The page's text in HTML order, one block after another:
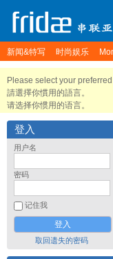
新闻&特写 时尚娱乐
Please select your
請選擇你慣用的語言。
请选择你惯用的语言。
登入
用户名
密码
记住我
取回遗失的密码